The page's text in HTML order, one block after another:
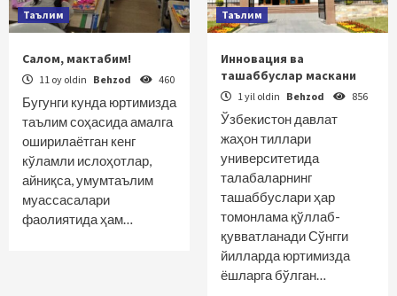
Таълим
Салом, мактабим!
11 oy oldin Behzod 460
Бугунги кунда юртимизда
таълим соҳасида амалга
оширилаётган кенг
кўламли ислоҳотлар,
айниқса, умумтаълим
муассасалари
фаолиятида ҳам…
Таълим
Инновация ва
ташаббуслар маскани
1 yil oldin Behzod 856
Ўзбекистон давлат
жаҳон тиллари
университетида
талабаларнинг
ташаббуслари ҳар
томонлама қўллаб-
қувватланади Сўнгги
йилларда юртимизда
ёшларга бўлган…